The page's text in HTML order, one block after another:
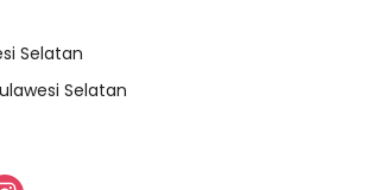
Selatan
Selatan